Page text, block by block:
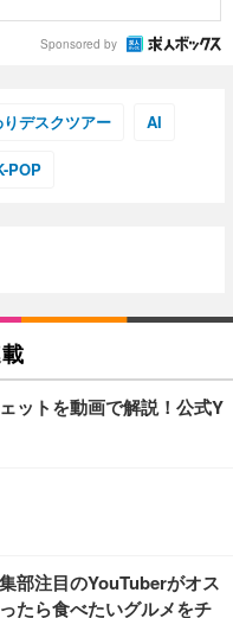
Sponsored by
デスクツアー AI
POP
ットを動画で解説！公式Y
部注目のYouTuberがオス
たら食べたいグルメをチ